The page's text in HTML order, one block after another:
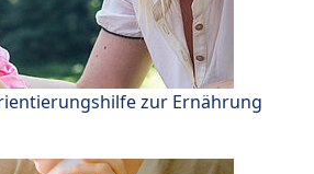
zur Ernährung